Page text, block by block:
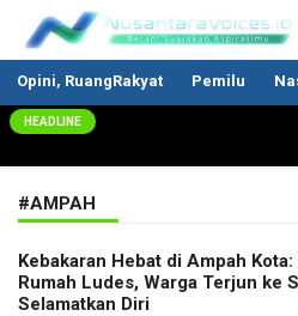
Nusantaravoices.id
Berani Suarakan Aspirasimu
Opini, RuangRakyat Pemilu
HEADLINE
#AMPAH
Kebakaran Hebat di Ampah Kota:
Rumah Ludes, Warga Terjun ke
Selamatkan Diri